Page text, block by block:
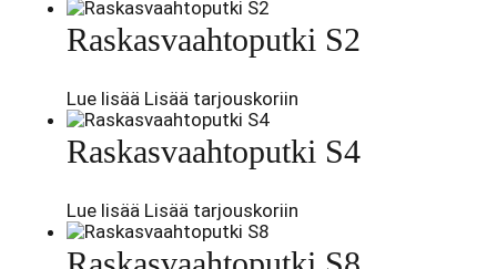
Raskasvaahtoputki S2
Lue lisää Lisää tarjouskoriin
Raskasvaahtoputki S4
Lue lisää Lisää tarjouskoriin